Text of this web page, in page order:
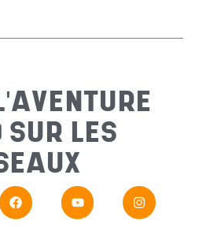
SUR LES